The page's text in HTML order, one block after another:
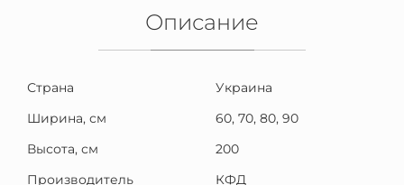
Описание
Страна
Украина
Ширина, см
60, 70, 80, 90
Высота, см
200
Производитель
КФД